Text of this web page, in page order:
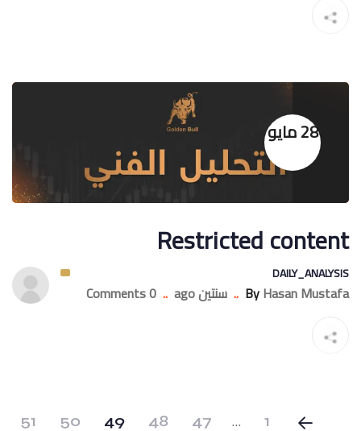
28 مايو
Restricted content
DAILY_ANALYSIS
ByHasan Mustafa
.. سنتين ago ..
0 Comments
1
…
47
48
49
50
51